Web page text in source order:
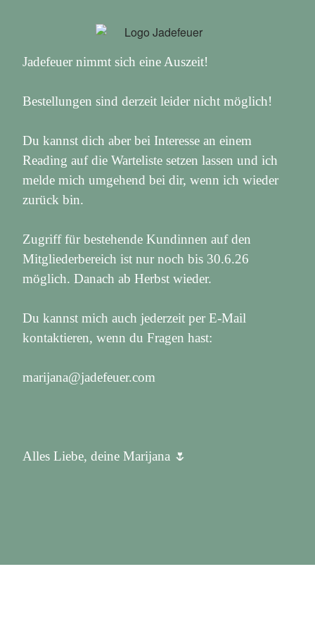
Jadefeuer nimmt sich eine Auszeit!
Bestellungen sind derzeit leider nicht möglich!
Du kannst dich aber bei Interesse an einem
Reading auf die Warteliste setzen lassen und ich
melde mich umgehend bei dir, wenn ich wieder
zurück bin.
Zugriff für bestehende Kundinnen auf den
Mitgliederbereich ist nur noch bis 30.6.26
möglich. Danach ab Herbst wieder.
Du kannst mich auch jederzeit per E-Mail
kontaktieren, wenn du Fragen hast:
marijana@jadefeuer.com
Alles Liebe, deine Marijana 🌷